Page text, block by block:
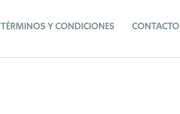
TÉRMINOS Y CONDICIONES CONTACTO